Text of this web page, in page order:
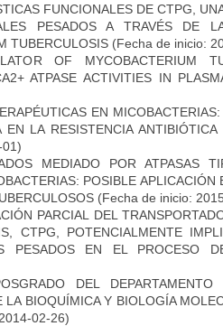
FUNCIONALES DE CTPG,
PESADOS A TRAVÉS DE
TUBERCULOSIS (Fecha de inicio:
OF MYCOBACTERIUM
ATPASE ACTIVITIES IN
EN
LA RESISTENCIA
MEDIADO POR ATPASAS
POSIBLE APLICACIÓN
(Fecha de inicio:
PARCIAL DEL
CTPG, POTENCIALMENTE
PESADOS EN EL PROCESO
DEL
BIOQUÍMICA Y BIOLOGÍA
02-26)